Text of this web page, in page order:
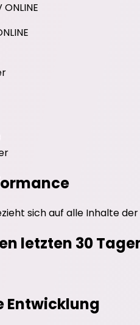
sich auf alle Inhalte
letzten 30
Entwicklung